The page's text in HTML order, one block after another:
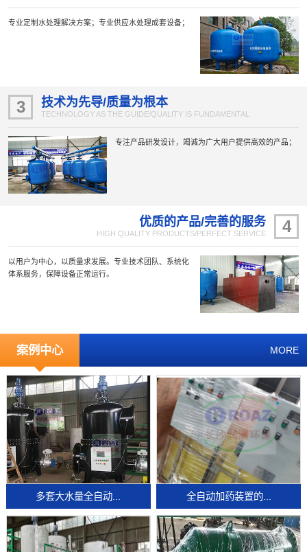
专业定制水处理解决方案；专业供应水处理成套设备；
3 技术为先导/质量为根本
TECHNOLOGY AS THE GUIDE/QUALITY IS FUNDAMENTAL
专注产品研发设计，竭诚为广大用户提供高效的产品；
4
优质的产品/完善的服务
HIGH QUALITY PRODUCTS/PERFECT SERVICE
以用户为中心，以质量求发展。专业技术团队、系统化
体系服务，保障设备正常运行。
案例中心 MORE
多套大水量全自动... 全自动加药装置的...